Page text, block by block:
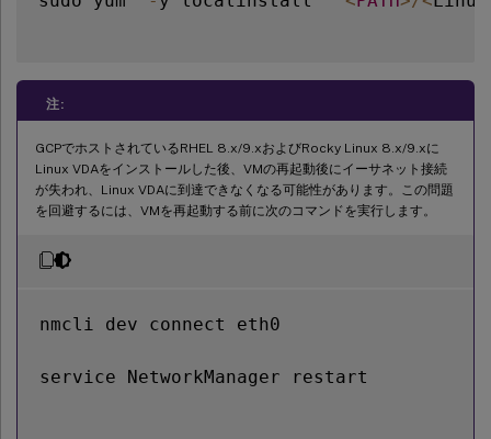
注:
GCPでホストされているRHEL 8.x/9.xおよびRocky Linux 8.x/9.xに
Linux VDAをインストールした後、VMの再起動後にイーサネット接続
が失われ、Linux VDAに到達できなくなる可能性があります。この問題
を回避するには、VMを再起動する前に次のコマンドを実行します。
nmcli dev connect eth0
service NetworkManager restart